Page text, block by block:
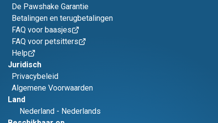
De Pawshake Garantie
Betalingen en terugbetalingen
FAQ voor baasjes
FAQ voor petsitters
Help
Juridisch
Privacybeleid
Algemene Voorwaarden
Land
Nederland - Nederlands